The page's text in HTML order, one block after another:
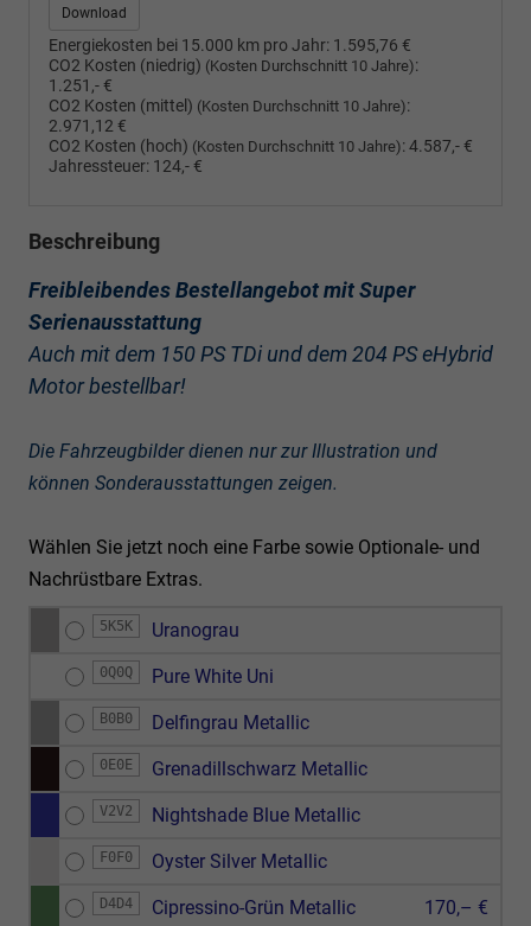
Download
Energiekosten bei 15.000 km pro Jahr: 1.595,76 €
CO2 Kosten (niedrig) (Kosten Durchschnitt 10 Jahre):
1.251,- €
CO2 Kosten (mittel) (Kosten Durchschnitt 10 Jahre):
2.971,12 €
CO2 Kosten (hoch) (Kosten Durchschnitt 10 Jahre):4.587,- €
Jahressteuer: 124,- €
Beschreibung
Freibleibendes Bestellangebot mit Super
Serienausstattung
Auch mit dem 150 PS TDi und dem 204 PS eHybrid
Motor bestellbar!
Die Fahrzeugbilder dienen nur zur Illustration und
können Sonderausstattungen zeigen.
Wählen Sie jetzt noch eine Farbe sowie Optionale- und
Nachrüstbare Extras.
5K5K Uranograu
0Q0Q Pure White Uni
B0B0 Delfingrau Metallic
0E0E Grenadillschwarz Metallic
V2V2 Nightshade Blue Metallic
F0F0 Oyster Silver Metallic
D4D4 Cipressino-Grün Metallic 170,– €